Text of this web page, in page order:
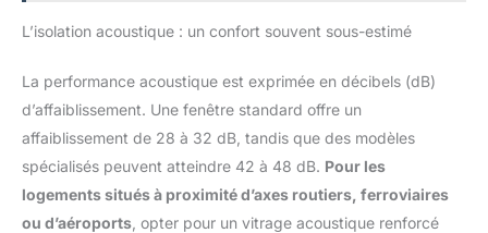
L’isolation acoustique : un confort souvent sous-estimé
La performance acoustique est exprimée en décibels (dB)
d’affaiblissement. Une fenêtre standard offre un
affaiblissement de 28 à 32 dB, tandis que des modèles
spécialisés peuvent atteindre 42 à 48 dB. Pour les
logements situés à proximité d’axes routiers, ferroviaires
ou d’aéroports , opter pour un vitrage acoustique renforcé